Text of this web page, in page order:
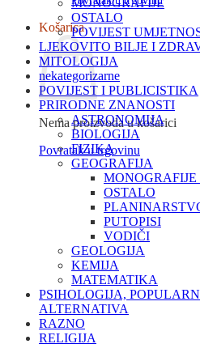
Košarica
Nema proizvoda u košarici
Povratak u trgovinu
MONOGRAFIJE
OSTALO
POVIJEST
LJEKOVITO BILJE I
MITOLOGIJA
nekategorizarne
POVIJEST I PUBLICISTIKA
PRIRODNE ZNANOSTI
ASTRONOMIJA
BIOLOGIJA
FIZIKA
GEOGRAFIJA
OSTALO
PUTOPISI
VODIČI
GEOLOGIJA
KEMIJA
MATEMATIKA
PSIHOLOGIJA,
ALTERNATIVA
RAZNO
RELIGIJA